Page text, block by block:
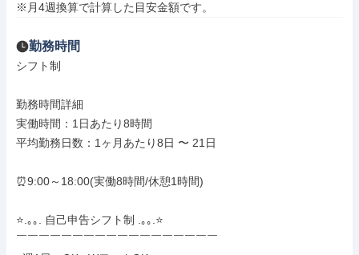
※月4週換算で計算した目安金額です。
勤務時間
シフト制
勤務時間詳細
実働時間：1日あたり8時間
平均勤務日数：1ヶ月あたり8日 〜 21日
⏰9:00～18:00(実働8時間/休憩1時間)
⭐.｡｡. 自己申告シフト制 .｡｡.⭐
￣￣￣￣￣￣￣￣￣￣￣￣￣￣￣￣￣￣